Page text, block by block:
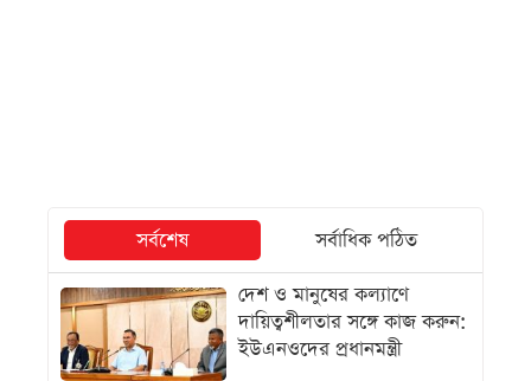
সর্বশেষ
সর্বাধিক পঠিত
দেশ ও মানুষের কল্যাণে
দায়িত্বশীলতার সঙ্গে কাজ করুন:
ইউএনওদের প্রধানমন্ত্রী